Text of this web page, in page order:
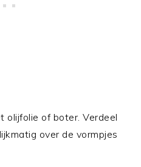
olijfolie of boter. Verdeel
over de vormpjes